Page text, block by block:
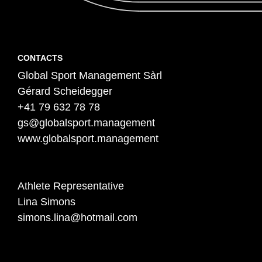
P
i
e
d
d
a
g
e
CONTACTS
Global Sport Management Sàrl
Gérard Scheidegger
+41 79 632 78 78
gs@globalsport.management
www.globalsport.management
Athlete Representative
Lina Simons
simons.lina@hotmail.com